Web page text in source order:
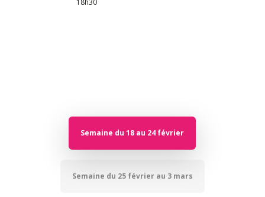
18h30
Semaine du 18 au 24 février
Semaine du 25 février au 3 mars